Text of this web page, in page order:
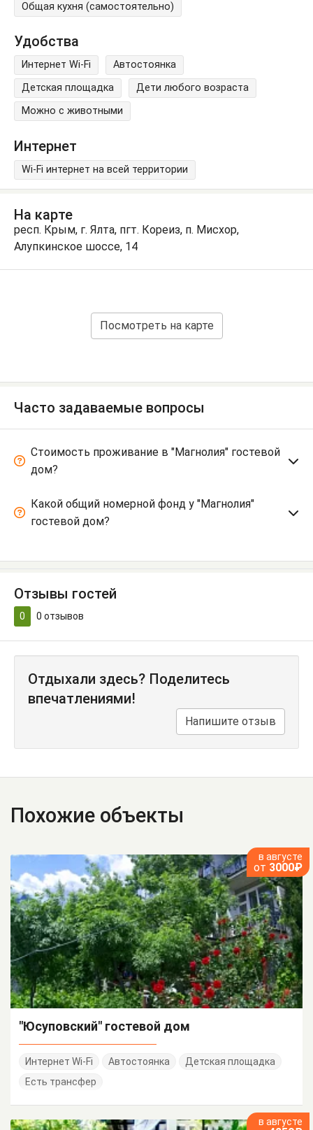
Общая кухня (самостоятельно)
Удобства
Интернет Wi-Fi
Автостоянка
Детская площадка
Дети любого возраста
Можно с животными
Интернет
Wi-Fi интернет на всей территории
На карте
респ. Крым, г. Ялта, пгт. Кореиз, п. Мисхор,
Алупкинское шоссе, 14
Посмотреть на карте
Часто задаваемые вопросы
Стоимость проживание в "Магнолия" гостевой
дом?
Какой общий номерной фонд у "Магнолия"
гостевой дом?
Отзывы гостей
0 0 отзывов
Отдыхали здесь? Поделитесь
впечатлениями!
Напишите отзыв
Похожие объекты
в августе
от 3000₽
"Юсуповский" гостевой дом
Интернет Wi-Fi Автостоянка
Детская площадка
Есть трансфер
в августе